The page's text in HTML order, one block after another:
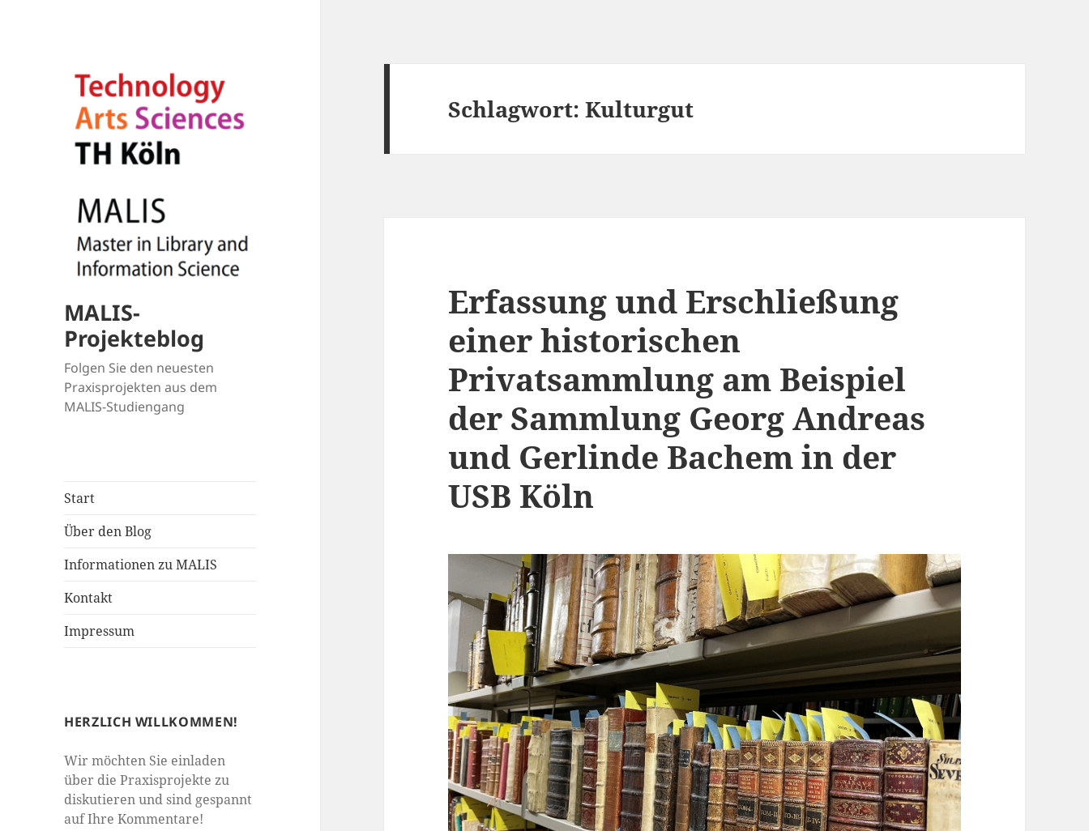
MALIS-
Projekteblog
Folgen Sie den neuesten
Praxisprojekten aus dem
MALIS-Studiengang
Start
Über den Blog
Informationen zu MALIS
Kontakt
Impressum
HERZLICH WILLKOMMEN!
Wir möchten Sie einladen
über die Praxisprojekte zu
diskutieren und sind gespannt
auf Ihre Kommentare!
Schlagwort:Kulturgut
Erfassung und Erschließung
einer historischen
Privatsammlung am Beispiel
der Sammlung Georg Andreas
und Gerlinde Bachem in der
USB Köln